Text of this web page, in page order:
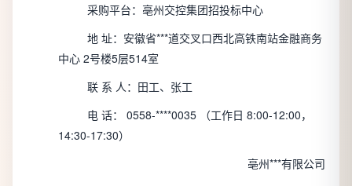
采购平台：亳州交控集团招投标中心
地址：安徽省***道交叉口西北高铁南站金融商务
中心 2号楼5层514室
联 系 人：田工、张工
电话：0558-****0035 （工作日8:00-12:00，
14:30-17:30）
亳州***有限公司